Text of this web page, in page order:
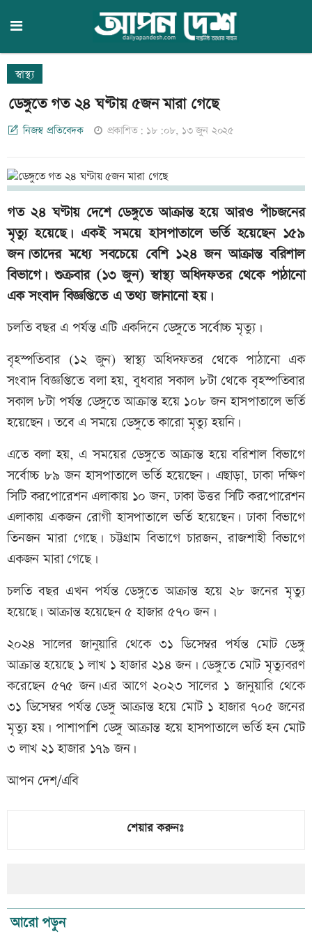
স্বাস্থ্য
ডেঙ্গুতে গত ২৪ ঘণ্টায় ৫জন মারা গেছে
নিজস্ব প্রতিবেদক প্রকাশিত: ১৮:০৮, ১৩ জুন ২০২৫
গত ২৪ ঘণ্টায় দেশে ডেঙ্গুতে আক্রান্ত হয়ে আরও পাঁচজনের
মৃত্যু হয়েছে। একই সময়ে হাসপাতালে ভর্তি হয়েছেন ১৫৯
জন।তাদের মধ্যে সবচেয়ে বেশি ১২৪ জন আক্রান্ত বরিশাল
বিভাগে। শুক্রবার (১৩ জুন) স্বাস্থ্য অধিদফতর থেকে পাঠানো
এক সংবাদ বিজ্ঞপ্তিতে এ তথ্য জানানো হয়।
চলতি বছর এ পর্যন্ত এটি একদিনে ডেঙ্গুতে সর্বোচ্চ মৃত্যু।
বৃহস্পতিবার (১২ জুন) স্বাস্থ্য অধিদফতর থেকে পাঠানো এক
সংবাদ বিজ্ঞপ্তিতে বলা হয়, বুধবার সকাল ৮টা থেকে বৃহস্পতিবার
সকাল ৮টা পর্যন্ত ডেঙ্গুতে আক্রান্ত হয়ে ১০৮ জন হাসপাতালে ভর্তি
হয়েছেন। তবে এ সময়ে ডেঙ্গুতে কারো মৃত্যু হয়নি।
এতে বলা হয়, এ সময়ের ডেঙ্গুতে আক্রান্ত হয়ে বরিশাল বিভাগে
সর্বোচ্চ ৮৯ জন হাসপাতালে ভর্তি হয়েছেন। এছাড়া, ঢাকা দক্ষিণ
সিটি করপোরেশন এলাকায় ১০ জন, ঢাকা উত্তর সিটি করপোরেশন
এলাকায় একজন রোগী হাসপাতালে ভর্তি হয়েছেন। ঢাকা বিভাগে
তিনজন মারা গেছে। চট্টগ্রাম বিভাগে চারজন, রাজশাহী বিভাগে
একজন মারা গেছে।
চলতি বছর এখন পর্যন্ত ডেঙ্গুতে আক্রান্ত হয়ে ২৮ জনের মৃত্যু
হয়েছে। আক্রান্ত হয়েছেন ৫ হাজার ৫৭০ জন।
২০২৪ সালের জানুয়ারি থেকে ৩১ ডিসেম্বর পর্যন্ত মোট ডেঙ্গু
আক্রান্ত হয়েছে ১ লাখ ১ হাজার ২১৪ জন। ডেঙ্গুতে মোট মৃত্যুবরণ
করেছেন ৫৭৫ জন।এর আগে ২০২৩ সালের ১ জানুয়ারি থেকে
৩১ ডিসেম্বর পর্যন্ত ডেঙ্গু আক্রান্ত হয়ে মোট ১ হাজার ৭০৫ জনের
মৃত্যু হয়। পাশাপাশি ডেঙ্গু আক্রান্ত হয়ে হাসপাতালে ভর্তি হন মোট
৩ লাখ ২১ হাজার ১৭৯ জন।
আপন দেশ/এবি
শেয়ার করুনঃ
আরো পড়ুন